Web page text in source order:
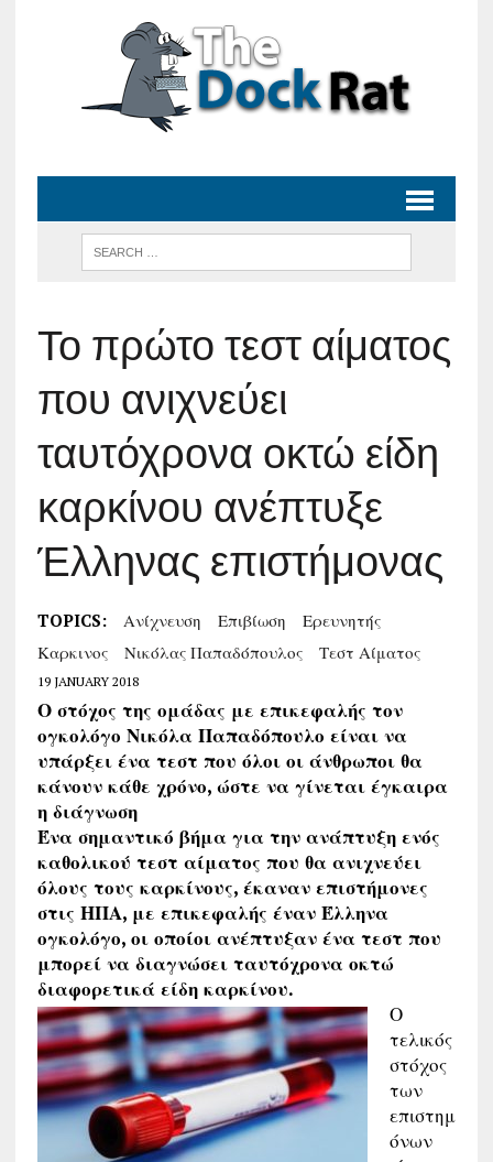
Το πρώτο τεστ αίματος
που ανιχνεύει
ταυτόχρονα οκτώ είδη
καρκίνου ανέπτυξε
Έλληνας επιστήμονας
TOPICS: Ανίχνευση Επιβίωση
Ερευνητής
Καρκινος
Νικόλας Παπαδόπουλος Τεστ Αίματος
19 JANUARY 2018
Ο στόχος της ομάδας με επικεφαλής τον
ογκολόγο Νικόλα Παπαδόπουλο είναι να
υπάρξει ένα τεστ που όλοι οι άνθρωποι θα
κάνουν κάθε χρόνο, ώστε να γίνεται έγκαιρα
η διάγνωση
Ένα σημαντικό βήμα για την ανάπτυξη ενός
καθολικού τεστ αίματος που θα ανιχνεύει
όλους τους καρκίνους, έκαναν επιστήμονες
στις ΗΠΑ, με επικεφαλής έναν Έλληνα
ογκολόγο, οι οποίοι ανέπτυξαν ένα τεστ που
μπορεί να διαγνώσει ταυτόχρονα οκτώ
διαφορετικά είδη καρκίνου.
Ο
τελικός
στόχος
των
επιστημ
όνων